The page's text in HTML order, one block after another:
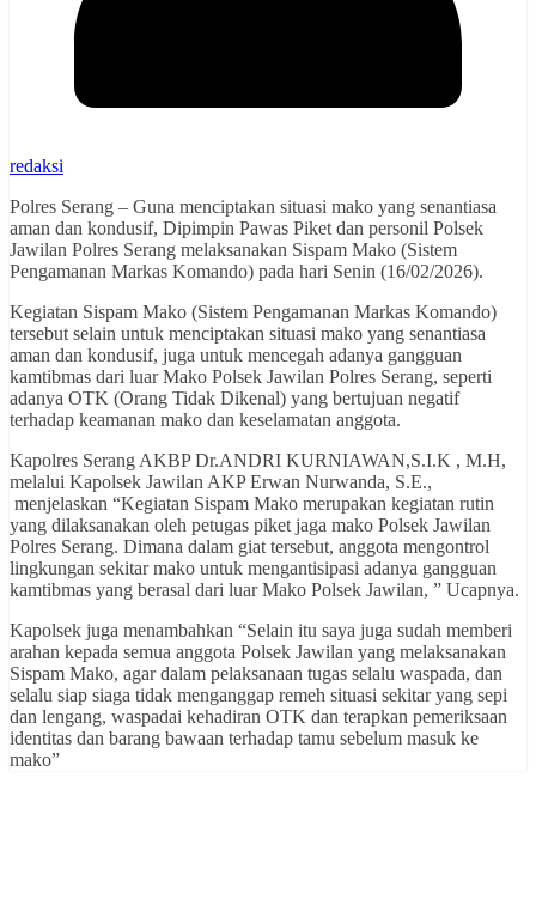
redaksi
Polres Serang – Guna menciptakan situasi mako yang senantiasa
aman dan kondusif, Dipimpin Pawas Piket dan personil Polsek
Jawilan Polres Serang melaksanakan Sispam Mako (Sistem
Pengamanan Markas Komando) pada hari Senin (16/02/2026).
Kegiatan Sispam Mako (Sistem Pengamanan Markas Komando)
tersebut selain untuk menciptakan situasi mako yang senantiasa
aman dan kondusif, juga untuk mencegah adanya gangguan
kamtibmas dari luar Mako Polsek Jawilan Polres Serang, seperti
adanya OTK (Orang Tidak Dikenal) yang bertujuan negatif
terhadap keamanan mako dan keselamatan anggota.
Kapolres Serang AKBP Dr.ANDRI KURNIAWAN,S.I.K , M.H,
melalui Kapolsek Jawilan AKP Erwan Nurwanda, S.E.,
menjelaskan “Kegiatan Sispam Mako merupakan kegiatan rutin
yang dilaksanakan oleh petugas piket jaga mako Polsek Jawilan
Polres Serang. Dimana dalam giat tersebut, anggota mengontrol
lingkungan sekitar mako untuk mengantisipasi adanya gangguan
kamtibmas yang berasal dari luar Mako Polsek Jawilan, ” Ucapnya.
Kapolsek juga menambahkan “Selain itu saya juga sudah memberi
arahan kepada semua anggota Polsek Jawilan yang melaksanakan
Sispam Mako, agar dalam pelaksanaan tugas selalu waspada, dan
selalu siap siaga tidak menganggap remeh situasi sekitar yang sepi
dan lengang, waspadai kehadiran OTK dan terapkan pemeriksaan
identitas dan barang bawaan terhadap tamu sebelum masuk ke
mako”